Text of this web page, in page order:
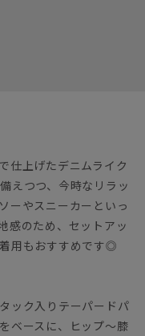
仕上げたデニムライク
えつつ、今時なリラッ
ーやスニーカーといっ
感のため、セットアッ
着用もおすすめです◎
ック入りテーパードパ
ベースに、ヒップ～膝